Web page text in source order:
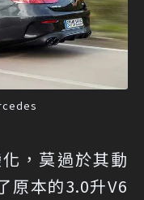
，莫過於其動
原本的3.0升V6